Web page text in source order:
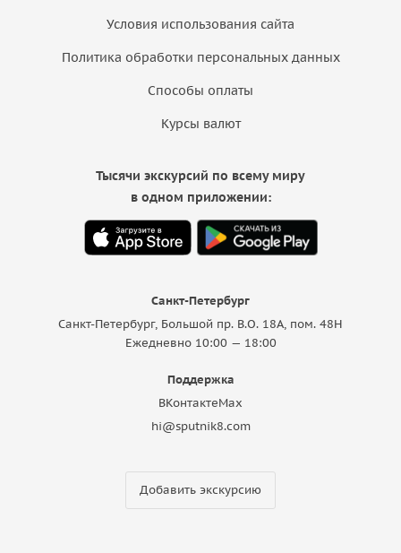
Условия использования сайта
Политика обработки персональных данных
Способы оплаты
Курсы валют
Санкт-Петербург
Санкт-Петербург, Большой пр. В.О. 18A, пом. 48Н
Ежедневно 10:00 — 18:00
Поддержка
ВКонтактеMax
hi@sputnik8.com
Добавить экскурсию
Тысячи экскурсий по всему миру
в одном приложении: